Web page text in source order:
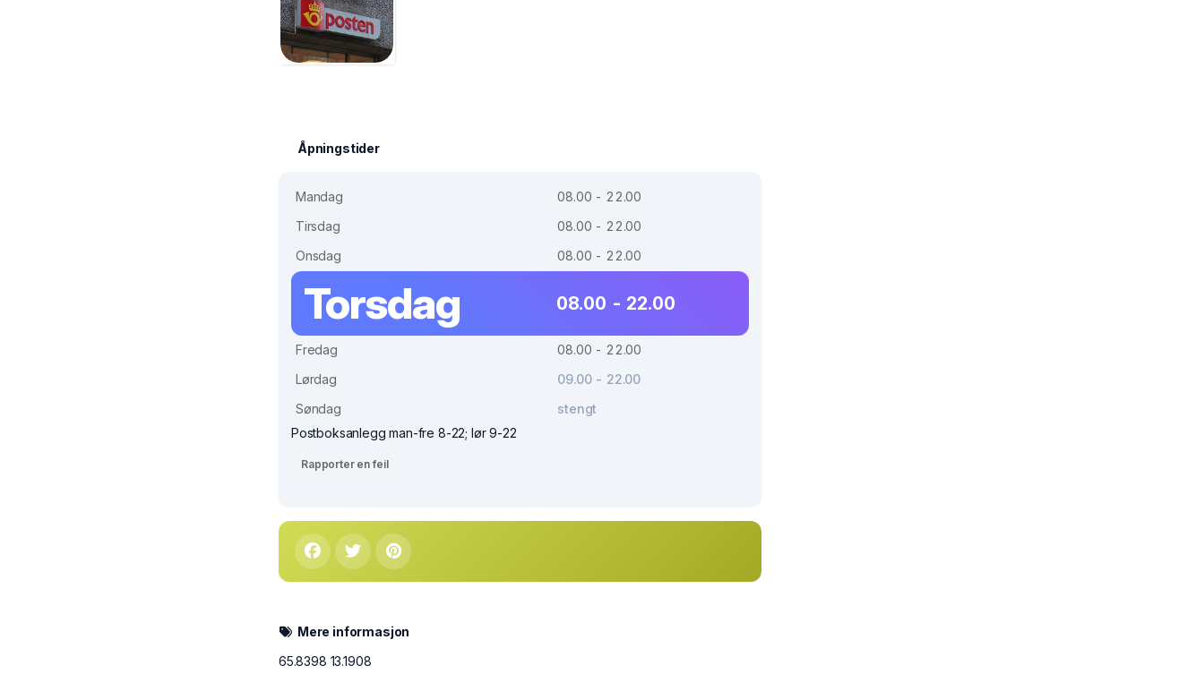
Åpningstider
Mandag
08.00 - 22.00
Tirsdag
08.00 - 22.00
Onsdag
08.00 - 22.00
Torsdag 08.00 - 22.00
Fredag
08.00 - 22.00
Lørdag
09.00 - 22.00
Søndag
stengt
Postboksanlegg man-fre 8-22; lør 9-22
Rapporter en feil
Mere informasjon
65.8398 13.1908